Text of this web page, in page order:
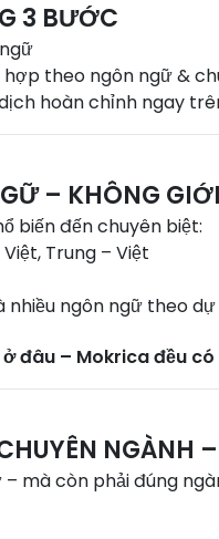
3 BƯỚC
hợp theo ngôn ngữ &
hoàn chỉnh ngay
– KHÔNG
biến đến chuyên biệt:
Trung – Việt
nhiều ngôn ngữ theo
đâu – Mokrica đều
NGÀNH
mà còn phải đúng